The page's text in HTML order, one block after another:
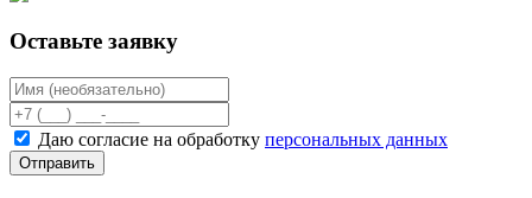
Оставьте заявку
Даю согласие на обработку персональных данных
Отправить